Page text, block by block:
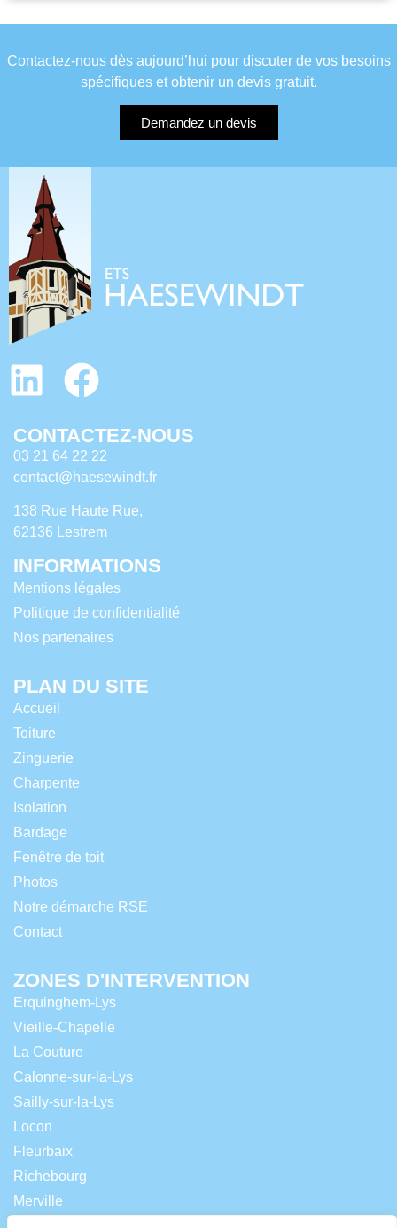
Contactez-nous dès aujourd’hui pour discuter de vos besoins
spécifiques et obtenir un devis gratuit.
Demandez un devis
CONTACTEZ-NOUS
03 21 64 22 22
contact@haesewindt.fr
138 Rue Haute Rue,
62136 Lestrem
INFORMATIONS
Mentions légales
Politique de confidentialité
Nos partenaires
PLAN DU SITE
Accueil
Toiture
Zinguerie
Charpente
Isolation
Bardage
Fenêtre de toit
Photos
Notre démarche RSE
Contact
ZONES D'INTERVENTION
Erquinghem-Lys
Vieille-Chapelle
La Couture
Calonne-sur-la-Lys
Sailly-sur-la-Lys
Locon
Fleurbaix
Richebourg
Merville